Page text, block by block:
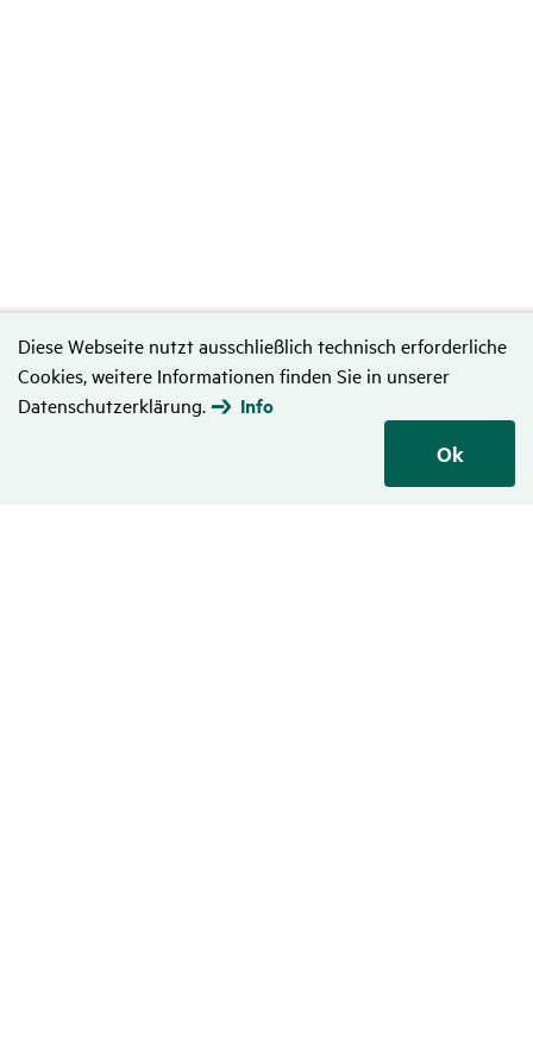
Diese Webseite nutzt ausschließlich technisch erforderliche
Cookies, weitere Informationen finden Sie in unserer
Datenschutzerklärung.
Info
Ok